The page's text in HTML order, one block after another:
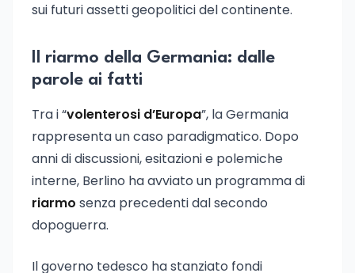
sui futuri assetti geopolitici del continente.
Il riarmo della Germania: dalle
parole ai fatti
Tra i “volenterosi d’Europa”, la Germania
rappresenta un caso paradigmatico. Dopo
anni di discussioni, esitazioni e polemiche
interne, Berlino ha avviato un programma di
riarmo senza precedenti dal secondo
dopoguerra.
Il governo tedesco ha stanziato fondi